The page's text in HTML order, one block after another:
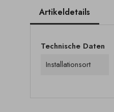
Artikeldetails
Technische Daten
Installationsort